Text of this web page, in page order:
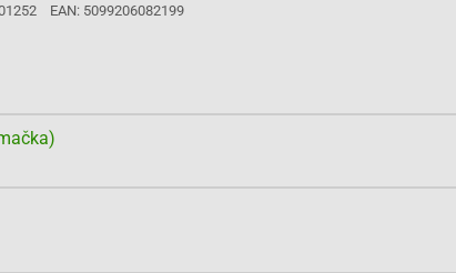
EAN: 5099206082199